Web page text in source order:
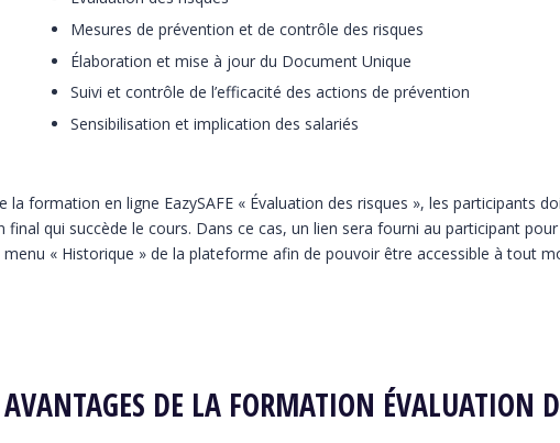
Mesures de prévention et de contrôle des risques
Élaboration et mise à jour du Document Unique
Suivi et contrôle de l’efficacité des actions de prévention
Sensibilisation et implication des salariés
formation en ligne EazySAFE « Évaluation des risques », les participants
final qui succède le cours. Dans ce cas, un lien sera fourni au participant
« Historique » de la plateforme afin de pouvoir être accessible à tout
AVANTAGES DE LA FORMATION ÉVALUATION